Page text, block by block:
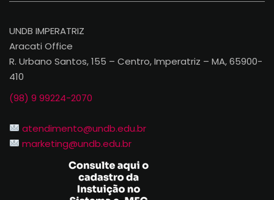
UNDB IMPERATRIZ
Aracati Office
R. Urbano Santos, 155 – Centro, Imperatriz – MA, 65900-
410
(98) 9 99224-2070
atendimento@undb.edu.br
marketing@undb.edu.br